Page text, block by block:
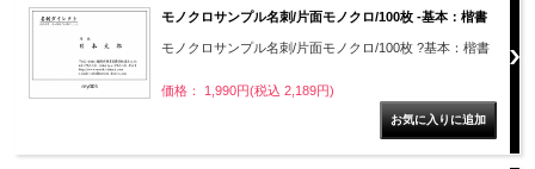
モノクロサンプル名刺/片面モノクロ/100枚 -基本：楷書
モノクロサンプル名刺/片面モノクロ/100枚 ?基本：楷書
価格： 1,990円(税込 2,189円)